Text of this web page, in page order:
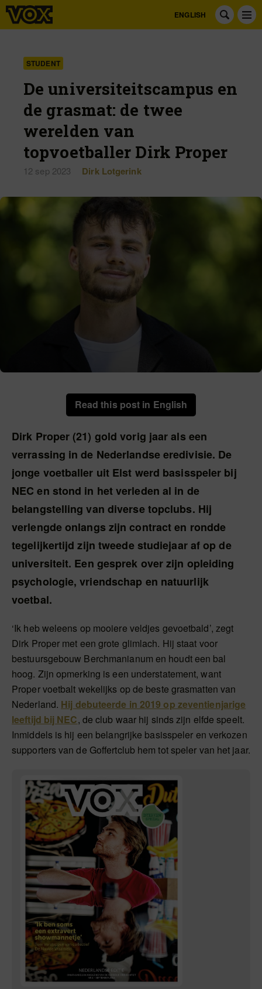
ENGLISH
STUDENT
De universiteitscampus en
de grasmat: de twee
werelden van
topvoetballer Dirk Proper
12 sep 2023 Dirk Lotgerink
Read this post in English
Dirk Proper (21) gold vorig jaar als een
verrassing in de Nederlandse eredivisie. De
jonge voetballer uit Elst werd basisspeler bij
NEC en stond in het verleden al in de
belangstelling van diverse topclubs. Hij
verlengde onlangs zijn contract en rondde
tegelijkertijd zijn tweede studiejaar af op de
universiteit. Een gesprek over zijn opleiding
psychologie, vriendschap en natuurlijk
voetbal.
‘Ik heb weleens op mooiere veldjes gevoetbald’, zegt
Dirk Proper met een grote glimlach. Hij staat voor
bestuursgebouw Berchmanianum en houdt een bal
hoog. Zijn opmerking is een understatement, want
Proper voetbalt wekelijks op de beste grasmatten van
Nederland. Hij debuteerde in 2019 op zeventienjarige
leeftijd bij NEC, de club waar hij sinds zijn elfde speelt.
Inmiddels is hij een belangrijke basisspeler en verkozen
supporters van de Goffertclub hem tot speler van het jaar.